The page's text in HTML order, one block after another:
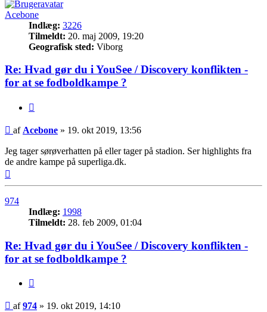
Acebone
Indlæg: 3226
Tilmeldt: 20. maj 2009, 19:20
Geografisk sted: Viborg
Re: Hvad gør du i YouSee / Discovery konflikten -
for at se fodboldkampe ?
Indlæg
af Acebone » 19. okt 2019, 13:56
Jeg tager sørøverhatten på eller tager på stadion. Ser highlights fra
de andre kampe på superliga.dk.
974
Indlæg: 1998
Tilmeldt: 28. feb 2009, 01:04
Re: Hvad gør du i YouSee / Discovery konflikten -
for at se fodboldkampe ?
Indlæg
af974 » 19. okt 2019, 14:10